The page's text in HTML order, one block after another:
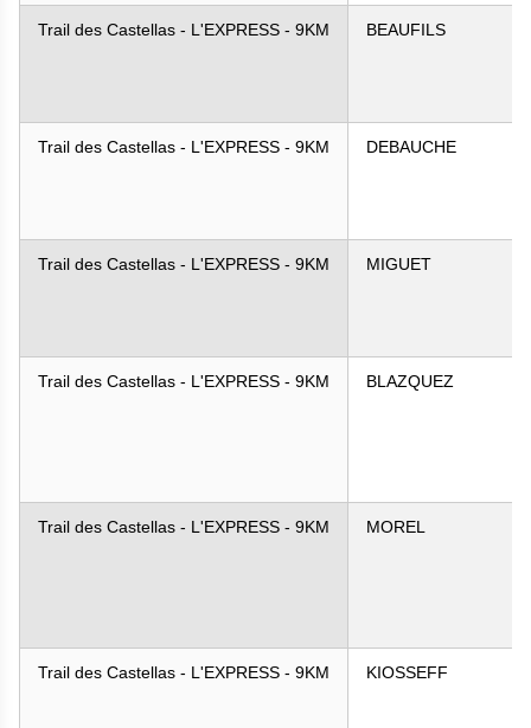
Trail des Castellas - L'EXPRESS - 9KM BEAUFILS
Trail des Castellas - L'EXPRESS - 9KM DEBAUCHE
Trail des Castellas - L'EXPRESS - 9KM MIGUET
Trail des Castellas - L'EXPRESS - 9KM BLAZQUEZ
Trail des Castellas - L'EXPRESS - 9KM MOREL
Trail des Castellas - L'EXPRESS - 9KM KIOSSEFF